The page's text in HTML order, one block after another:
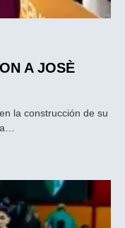
A JOSÈ
la construcción de su